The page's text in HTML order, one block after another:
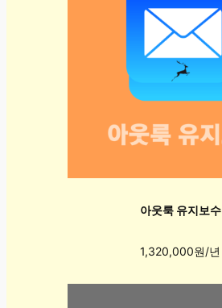
아웃룩 유지보수
1,320,000원/년